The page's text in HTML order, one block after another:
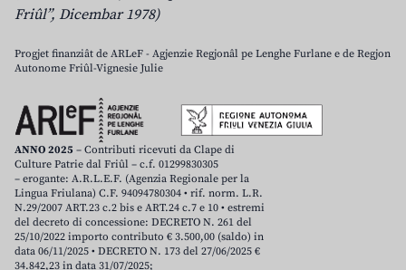
Friûl”, Dicembar 1978)
Progjet finanziât de ARLeF - Agjenzie Regjonâl pe Lenghe Furlane e de Regjon
Autonome Friûl-Vignesie Julie
ANNO 2025 – Contributi ricevuti da Clape di
Culture Patrie dal Friûl – c.f. 01299830305
– erogante: A.R.L.E.F. (Agenzia Regionale per la
Lingua Friulana) C.F. 94094780304 • rif. norm. L.R.
N.29/2007 ART.23 c.2 bis e ART.24 c.7 e 10 • estremi
del decreto di concessione: DECRETO N. 261 del
25/10/2022 importo contributo € 3.500,00 (saldo) in
data 06/11/2025 • DECRETO N. 173 del 27/06/2025 €
34.842,23 in data 31/07/2025;